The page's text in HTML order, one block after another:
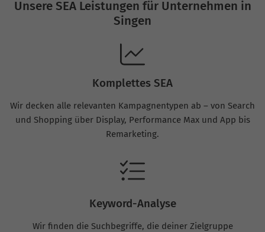
Unsere SEA Leistungen für Unternehmen in
Singen
Komplettes SEA
Wir decken alle relevanten Kampagnentypen ab – von Search
und Shopping über Display, Performance Max und App bis
Remarketing.
Keyword-Analyse
Wir finden die Suchbegriffe, die deiner Zielgruppe